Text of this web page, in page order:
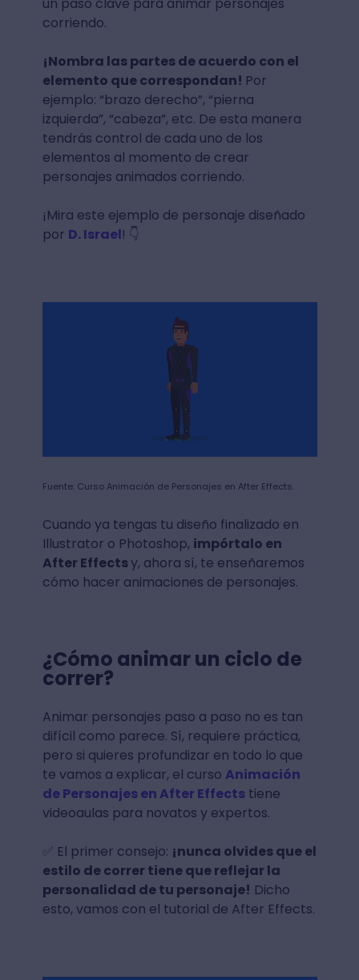
un paso clave para animar personajes
corriendo.
¡Nombra las partes de acuerdo con el
elemento que correspondan! Por
ejemplo: “brazo derecho”, “pierna
izquierda”, “cabeza”, etc. De esta manera
tendrás control de cada uno de los
elementos al momento de crear
personajes animados corriendo.
¡Mira este ejemplo de personaje diseñado
por D. Israel! 👇
Fuente: Curso Animación de Personajes en After Effects.
Cuando ya tengas tu diseño finalizado en
Illustrator o Photoshop, impórtalo en
After Effectsy, ahora sí, te enseñaremos
cómo hacer animaciones de personajes.
¿Cómo animar un ciclo de
correr?
Animar personajes paso a paso no es tan
difícil como parece. Sí, requiere práctica,
pero si quieres profundizar en todo lo que
te vamos a explicar, el curso Animación
de Personajes en After Effectstiene
videoaulas para novatos y expertos.
✅ El primer consejo: ¡nunca olvides que el
estilo de correr tiene que reflejar la
personalidad de tu personaje! Dicho
esto, vamos con el tutorial de After Effects.